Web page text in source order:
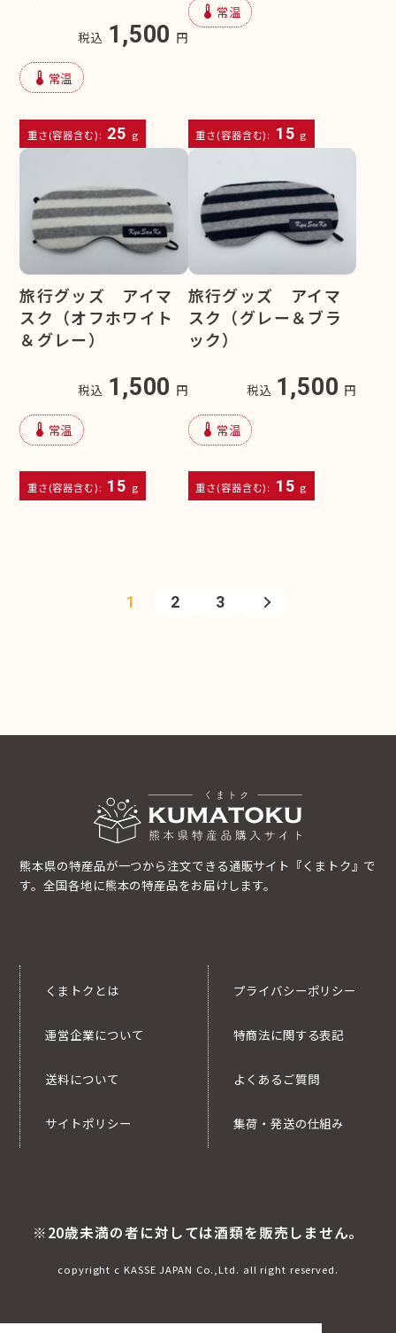
税込 1,500 円
device_thermostat 常温
重さ(容器含む): 25 g
device_thermostat 常温
重さ(容器含む): 15 g
旅行グッズ アイマ
スク（オフホワイト
＆グレー）
税込 1,500 円
device_thermostat 常温
重さ(容器含む): 15 g
旅行グッズ アイマ
スク（グレー＆ブラ
ック）
税込 1,500 円
device_thermostat 常温
重さ(容器含む): 15 g
1 2 3
熊本県の特産品が一つから注文できる通販サイト『くまトク』で
す。全国各地に熊本の特産品をお届けします。
くまトクとは
運営企業について
送料について
サイトポリシー
プライバシーポリシー
特商法に関する表記
よくあるご質問
集荷・発送の仕組み
※20歳未満の者に対しては酒類を販売しません。
copyright c KASSE JAPAN Co.,Ltd. all right reserved.